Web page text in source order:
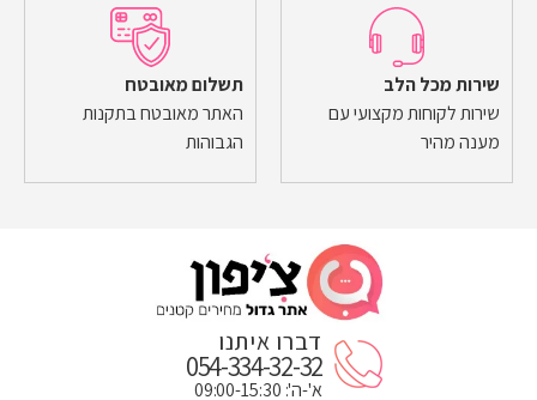
שירות מכל הלב
שירות לקוחות מקצועי עם
מענה מהיר
תשלום מאובטח
האתר מאובטח בתקנות
הגבוהות
דברו איתנו
054-334-32-32
א'-ה': 09:00-15:30